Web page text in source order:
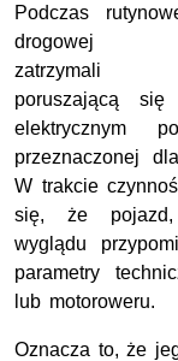
Podczas
drogowej
zatrzymali
poruszającą się
elektrycznym
przeznaczonej
W trakcie
się, że
wyglądu
parametry
lub motoroweru.
Oznacza to, że